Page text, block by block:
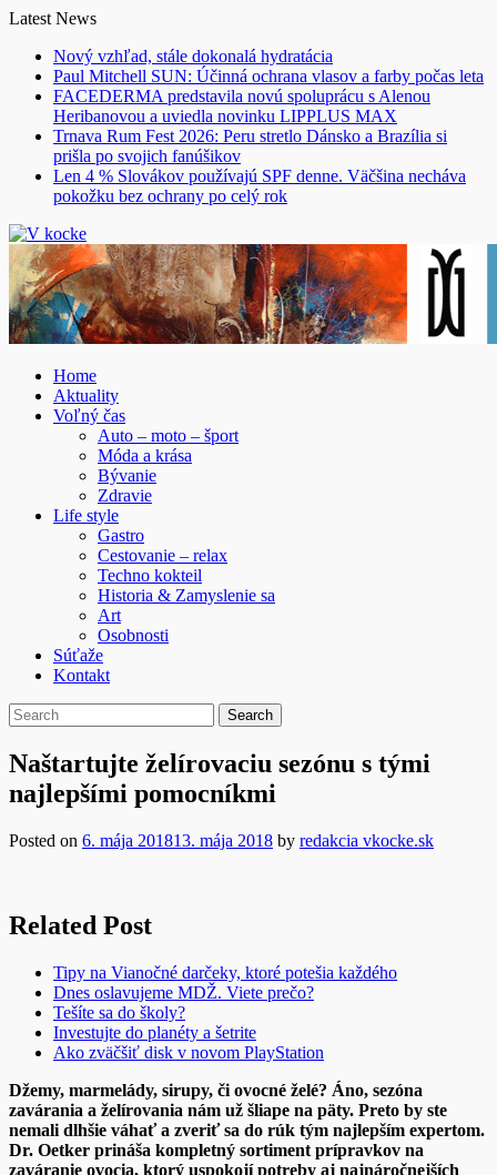
Skip
content
Latest News
Nový vzhľad, stále dokonalá hydratácia
Paul Mitchell SUN: Účinná ochrana vlasov a farby počas leta
FACEDERMA predstavila novú spoluprácu s Alenou
Heribanovou a uviedla novinku LIPPLUS MAX
Trnava Rum Fest 2026: Peru stretlo Dánsko a Brazília si
prišla po svojich fanúšikov
Len 4 % Slovákov používajú SPF denne. Väčšina necháva
pokožku bez ochrany po celý rok
Home
Aktuality
Voľný čas
Auto – moto – šport
Móda a krása
Bývanie
Zdravie
Life style
Gastro
Cestovanie – relax
Techno kokteil
Historia & Zamyslenie sa
Art
Osobnosti
Súťaže
Kontakt
Naštartujte želírovaciu sezónu s tými
najlepšími pomocníkmi
Posted on 6. mája 201813. mája 2018 by redakcia vkocke.sk
Related Post
Tipy na Vianočné darčeky, ktoré potešia každého
Dnes oslavujeme MDŽ. Viete prečo?
Tešíte sa do školy?
Investujte do planéty a šetrite
Ako zväčšiť disk v novom PlayStation
Džemy, marmelády, sirupy, či ovocné želé? Áno, sezóna
zavárania a želírovania nám už šliape na päty. Preto by ste
nemali dlhšie váhať a zveriť sa do rúk tým najlepším expertom.
Dr. Oetker prináša kompletný sortiment prípravkov na
zaváranie ovocia, ktorý uspokojí potreby aj najnáročnejších